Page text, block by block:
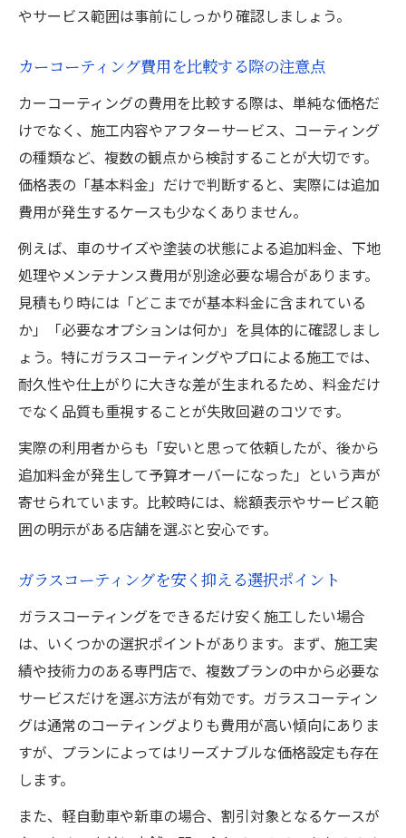
やサービス範囲は事前にしっかり確認しましょう。
カーコーティング費用を比較する際の注意点
カーコーティングの費用を比較する際は、単純な価格だ
けでなく、施工内容やアフターサービス、コーティング
の種類など、複数の観点から検討することが大切です。
価格表の「基本料金」だけで判断すると、実際には追加
費用が発生するケースも少なくありません。
例えば、車のサイズや塗装の状態による追加料金、下地
処理やメンテナンス費用が別途必要な場合があります。
見積もり時には「どこまでが基本料金に含まれている
か」「必要なオプションは何か」を具体的に確認しまし
ょう。特にガラスコーティングやプロによる施工では、
耐久性や仕上がりに大きな差が生まれるため、料金だけ
でなく品質も重視することが失敗回避のコツです。
実際の利用者からも「安いと思って依頼したが、後から
追加料金が発生して予算オーバーになった」という声が
寄せられています。比較時には、総額表示やサービス範
囲の明示がある店舗を選ぶと安心です。
ガラスコーティングを安く抑える選択ポイント
ガラスコーティングをできるだけ安く施工したい場合
は、いくつかの選択ポイントがあります。まず、施工実
績や技術力のある専門店で、複数プランの中から必要な
サービスだけを選ぶ方法が有効です。ガラスコーティン
グは通常のコーティングよりも費用が高い傾向にありま
すが、プランによってはリーズナブルな価格設定も存在
します。
また、軽自動車や新車の場合、割引対象となるケースが